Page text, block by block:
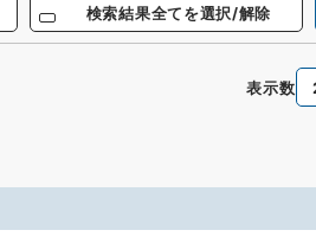
検索結果全てを選択/解除
表示数